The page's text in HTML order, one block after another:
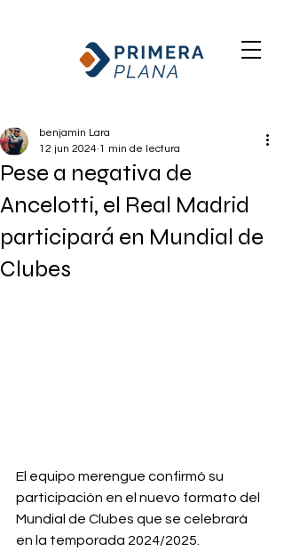
Pese a negativa de
Ancelotti, el Real Madrid
participará en Mundial de
Clubes
benjamin Lara
12 jun 2024 1 min de lectura
El equipo merengue confirmó su
participación en el nuevo formato del
Mundial de Clubes que se celebrará
en la temporada 2024/2025.